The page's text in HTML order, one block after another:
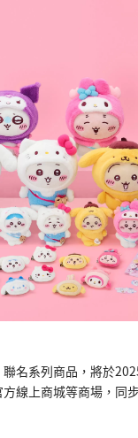
名系列商品，將於